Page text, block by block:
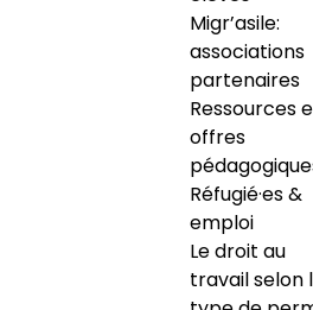
Migr’asile:
associations
partenaires
Ressources
offres
Réfugié·es &
emploi
Le droit au
travail selon